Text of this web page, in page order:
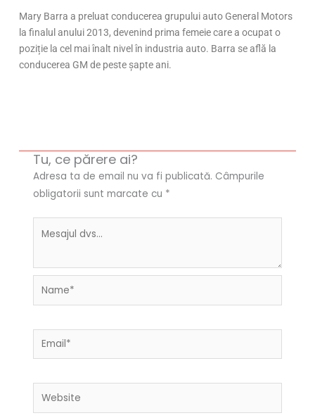
Mary Barra a preluat conducerea grupului auto General Motors
la finalul anului 2013, devenind prima femeie care a ocupat o
poziție la cel mai înalt nivel în industria auto. Barra se află la
conducerea GM de peste șapte ani.
Tu, ce părere ai?
Adresa ta de email nu va fi publicată. Câmpurile
obligatorii sunt marcate cu *
Name*
Email*
Website